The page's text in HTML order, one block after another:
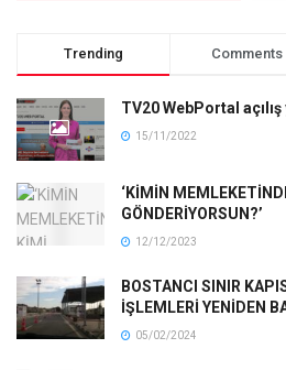
Trending Comments
TV20 WebPortal açılış
15/11/2022
‘KİMİN
GÖNDERİYORSUN?’
12/12/2023
BOSTANCI SINIR
İŞLEMLERİ YENİDEN
05/02/2024